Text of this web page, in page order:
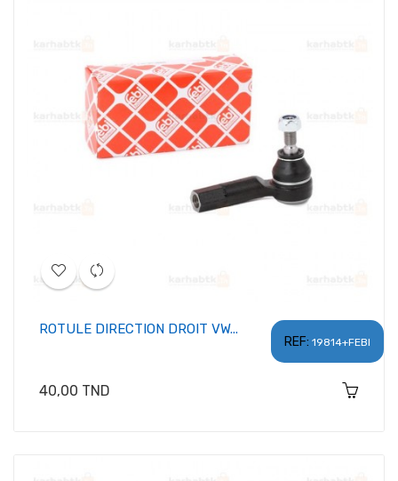
REF: 19814+FEBI
ROTULE DIRECTION DROIT VW...
Prix
40,00 TND